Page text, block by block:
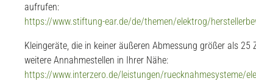
aufrufen:
https://www.stiftung-ear.de/de/themen/elektrog/
Kleingeräte, die in keiner äußeren Abmessung größer als
weitere Annahmestellen in Ihrer Nähe:
https://www.interzero.de/leistungen/ruecknahmesysteme/